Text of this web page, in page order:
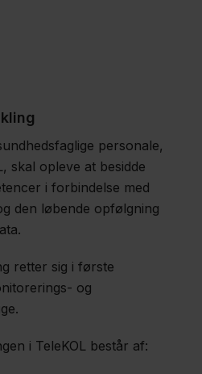
personale,
skal opleve at besidde
i forbindelse med
den løbende opfølgning
retter sig i første
og
i TeleKOL består af: